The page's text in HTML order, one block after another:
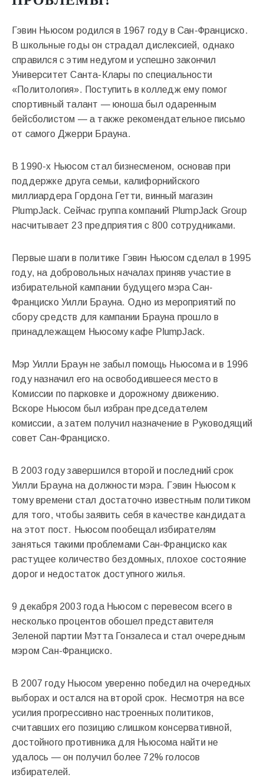
Гэвин Ньюсом родился в 1967 году в Сан-Франциско.
В школьные годы он страдал дислексией, однако
справился с этим недугом и успешно закончил
Университет Санта-Клары по специальности
«Политология». Поступить в колледж ему помог
спортивный талант — юноша был одаренным
бейсболистом — а также рекомендательное письмо
от самого Джерри Брауна.
В 1990-х Ньюсом стал бизнесменом, основав при
поддержке друга семьи, калифорнийского
миллиардера Гордона Гетти, винный магазин
PlumpJack. Сейчас группа компаний PlumpJack Group
насчитывает 23 предприятия с 800 сотрудниками.
Первые шаги в политике Гэвин Ньюсом сделал в 1995
году, на добровольных началах приняв участие в
избирательной кампании будущего мэра Сан-
Франциско Уилли Брауна. Одно из мероприятий по
сбору средств для кампании Брауна прошло в
принадлежащем Ньюсому кафе PlumpJack.
Мэр Уилли Браун не забыл помощь Ньюсома и в 1996
году назначил его на освободившееся место в
Комиссии по парковке и дорожному движению.
Вскоре Ньюсом был избран председателем
комиссии, а затем получил назначение в Руководящий
совет Сан-Франциско.
В 2003 году завершился второй и последний срок
Уилли Брауна на должности мэра. Гэвин Ньюсом к
тому времени стал достаточно известным политиком
для того, чтобы заявить себя в качестве кандидата
на этот пост. Ньюсом пообещал избирателям
заняться такими проблемами Сан-Франциско как
растущее количество бездомных, плохое состояние
дорог и недостаток доступного жилья.
9 декабря 2003 года Ньюсом с перевесом всего в
несколько процентов обошел представителя
Зеленой партии Мэтта Гонзалеса и стал очередным
мэром Сан-Франциско.
В 2007 году Ньюсом уверенно победил на очередных
выборах и остался на второй срок. Несмотря на все
усилия прогрессивно настроенных политиков,
считавших его позицию слишком консервативной,
достойного противника для Ньюсома найти не
удалось — он получил более 72% голосов
избирателей.